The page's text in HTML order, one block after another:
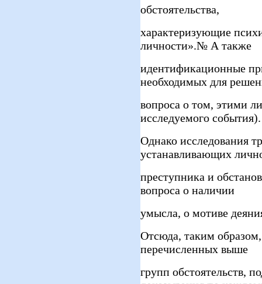
обстоятельства,
характеризующие
личности».№ А также
идентификационные
необходимых для
вопроса о том, этими
исследуемого события).
Однако исследования
устанавливающих
преступника и
вопроса о наличии
умысла, о мотиве
Отсюда, таким
перечисленных выше
групп обстоятельств,